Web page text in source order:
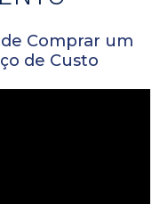
Comprar um
de Custo